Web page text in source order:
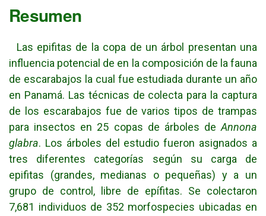
Resumen
Las epifitas de la copa de un árbol presentan una
influencia potencial de en la composición de la fauna
de escarabajos la cual fue estudiada durante un año
en Panamá. Las técnicas de colecta para la captura
de los escarabajos fue de varios tipos de trampas
para insectos en 25 copas de árboles de Annona
glabra. Los árboles del estudio fueron asignados a
tres diferentes categorías según su carga de
epifitas (grandes, medianas o pequeñas) y a un
grupo de control, libre de epífitas. Se colectaron
7,681 individuos de 352 morfospecies ubicadas en